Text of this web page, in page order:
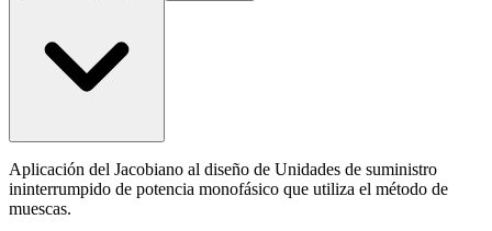
Aplicación del Jacobiano al diseño de Unidades de suministro
ininterrumpido de potencia monofásico que utiliza el método de
muescas.